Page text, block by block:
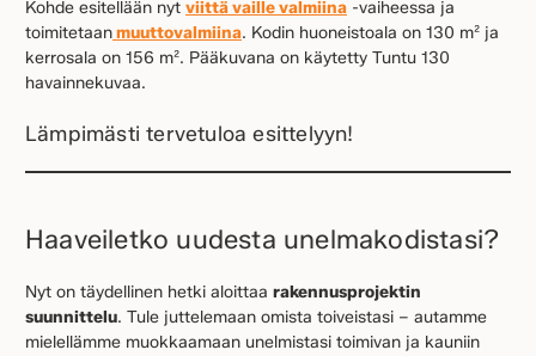
Kohde esitellään nyt viittä vaille valmiina -vaiheessa ja
toimitetaanmuuttovalmiina. Kodin huoneistoala on 130 m² ja
kerrosala on 156 m². Pääkuvana on käytetty Tuntu 130
havainnekuvaa.
Lämpimästi tervetuloa esittelyyn!
Haaveiletko uudesta unelmakodistasi?
Nyt on täydellinen hetki aloittaa rakennusprojektin
suunnittelu. Tule juttelemaan omista toiveistasi – autamme
mielellämme muokkaamaan unelmistasi toimivan ja kauniin